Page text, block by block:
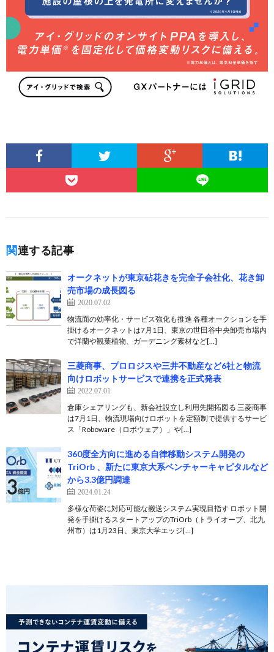
関連する記事
オークネットが東京砧花きを完全子会社化、花き卸
売市場の成長図る
2020.07.02
物流面の効率化・サービス強化も推進 各種オークションを手
掛けるオークネットは7月1日、東京の世田谷中央卸売市場内
で洋蘭や観葉植物、ガーデニング素材など[…]
三菱商事、プロロジスや三井不動産など6社と物流
向けロボットサービスで連携を正式発表
2022.07.01
倉庫シェアリングも、新会社設立し利用先開拓図る 三菱商事
は7月1日、物流現場向けロボットを定額制で提供するサービ
ス「Roboware（ロボウェア）」や[…]
360度全方向に進める自律移動システム開発の
TriOrb 、新たに東京大系ベンチャーキャピタルなど
から3.3億円調達
2024.01.24
多様な荷姿に対応可能な搬送システム実現目指す ロボット開
発を手掛けるスタートアップのTriOrb（トライオーブ、北九
州市）は1月23日、東京大学エッジ[…]